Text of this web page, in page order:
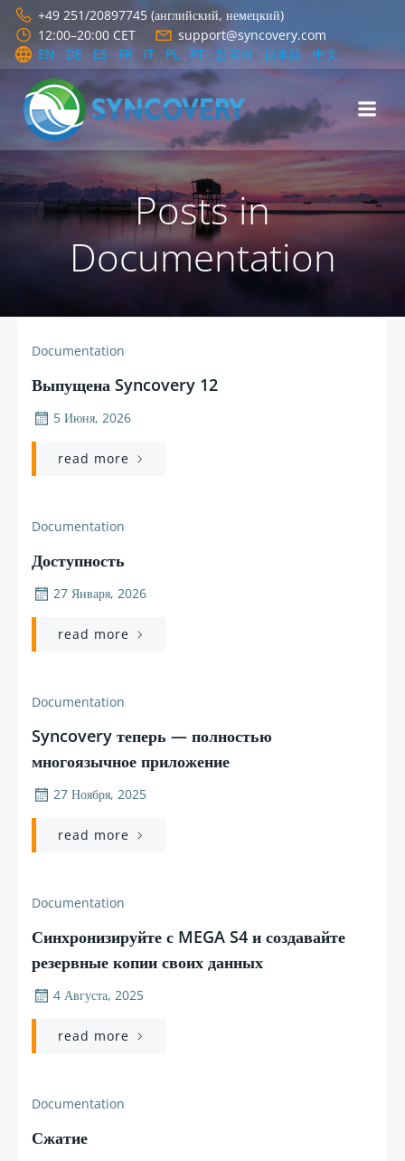
Перейти
содержимому
+49 251/20897745 (английский, немецкий)
12:00–20:00 CET
support@syncovery.com
EN
DE ES FR IT PL PT 한국어 日本語 中文
Posts in
Documentation
Documentation
Выпущена Syncovery 12
5 Июня, 2026
read more
Documentation
Доступность
27 Января, 2026
read more
Documentation
Syncovery теперь — полностью
многоязычное приложение
27 Ноября, 2025
read more
Documentation
Синхронизируйте с MEGA S4 и создавайте
резервные копии своих данных
4 Августа, 2025
read more
Documentation
Сжатие